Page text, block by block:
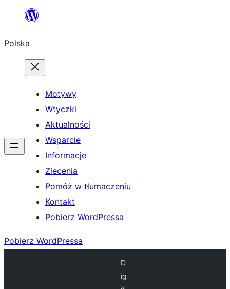
Przejdź
treści
Polska
Motywy
Wtyczki
Aktualności
Wsparcie
Informacje
Zlecenia
Pomóż w tłumaczeniu
Kontakt
Pobierz WordPressa
Pobierz WordPressa
D
ig